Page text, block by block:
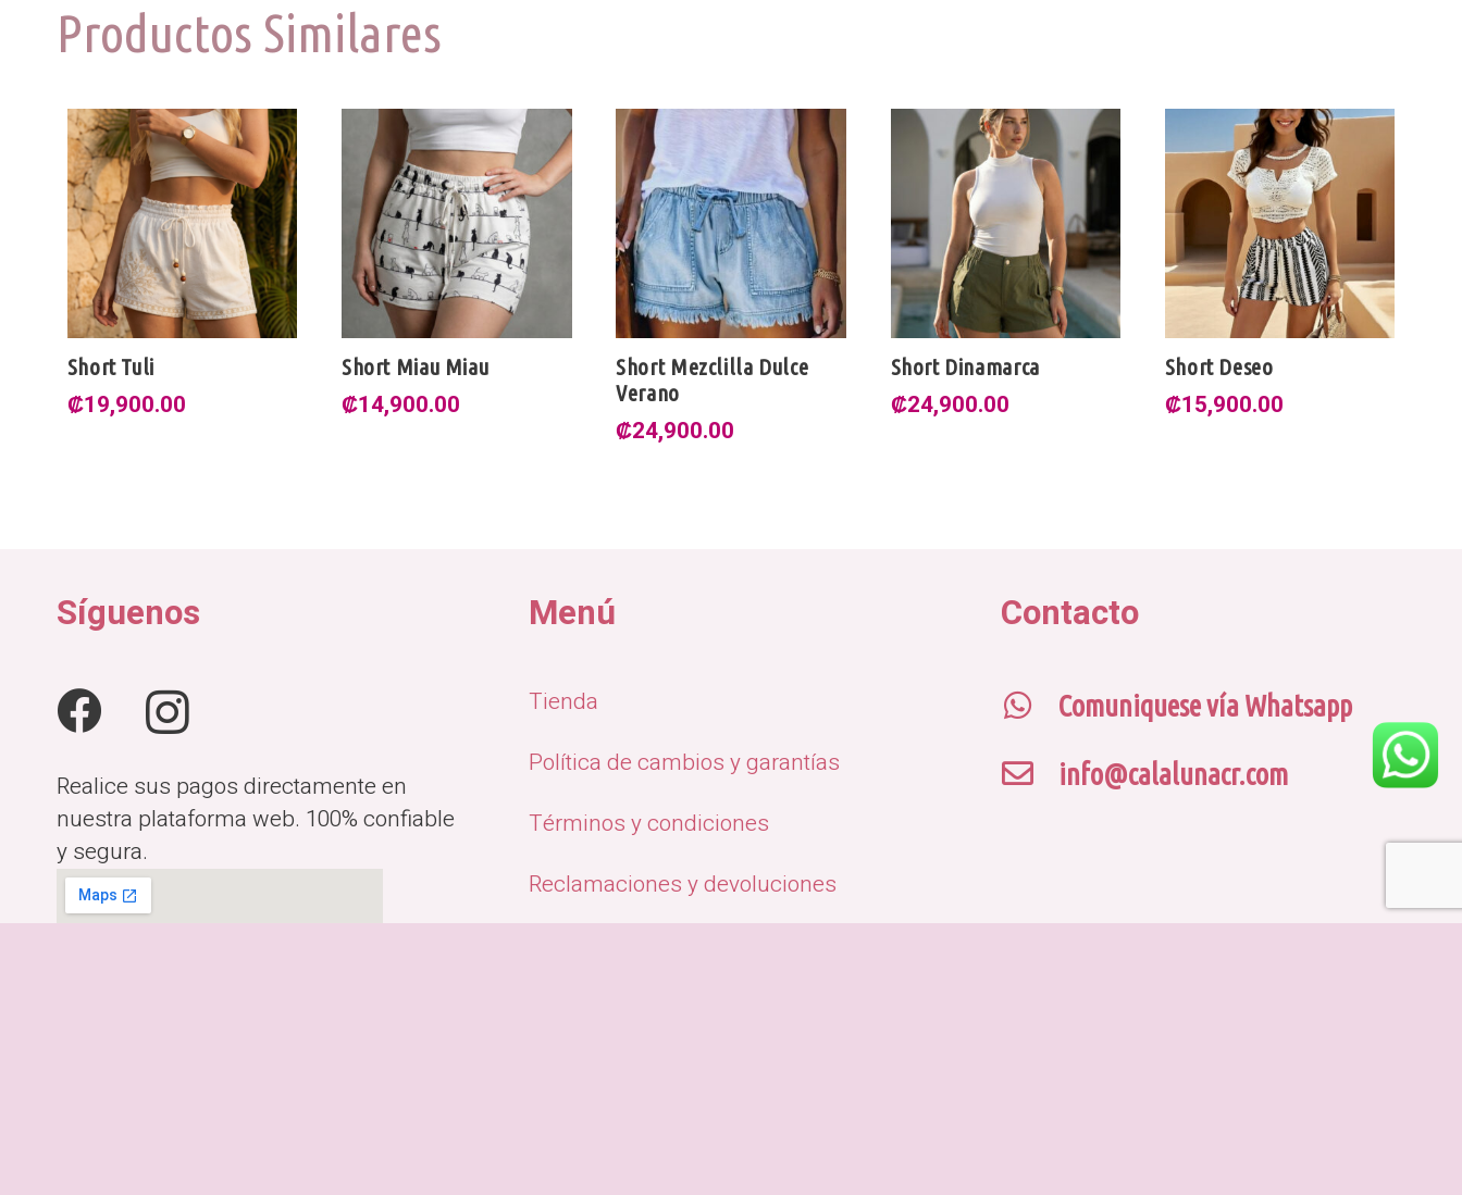
Productos Similares
Short Miau Miau
₡14,900.00
Short Mezclilla Dulce
Verano
Short Dinamarca
₡24,900.00
Short Deseo
₡15,900.00
SHORT CRISTY
100%ALGODON
Síguenos
Realice sus pagos directamente en
nuestra plataforma web. 100% confiable
y segura.
Menú
Tienda
Política de cambios y garantías
Términos y condiciones
Reclamaciones y devoluciones
Contacto
Comuniquese vía Whatsapp
info@calalunacr.com